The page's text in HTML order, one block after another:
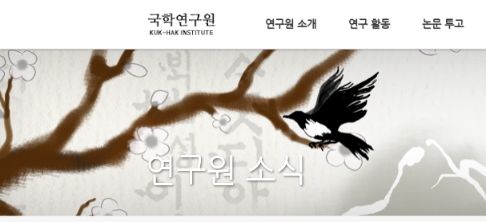
메뉴 건너뛰기
연구원 소개 연구 활동 논문 투고
연구원 소식
Sketchbook5, 스케치북5
Sketchbook5, 스케치북5